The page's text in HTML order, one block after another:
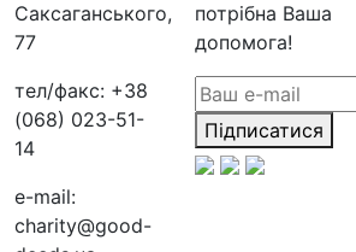
Саксаганського,
77
тел/факс: +38
(068) 023-51-
14
e-mail:
charity@good-
потрібна Ваша
допомога!
Підписатися